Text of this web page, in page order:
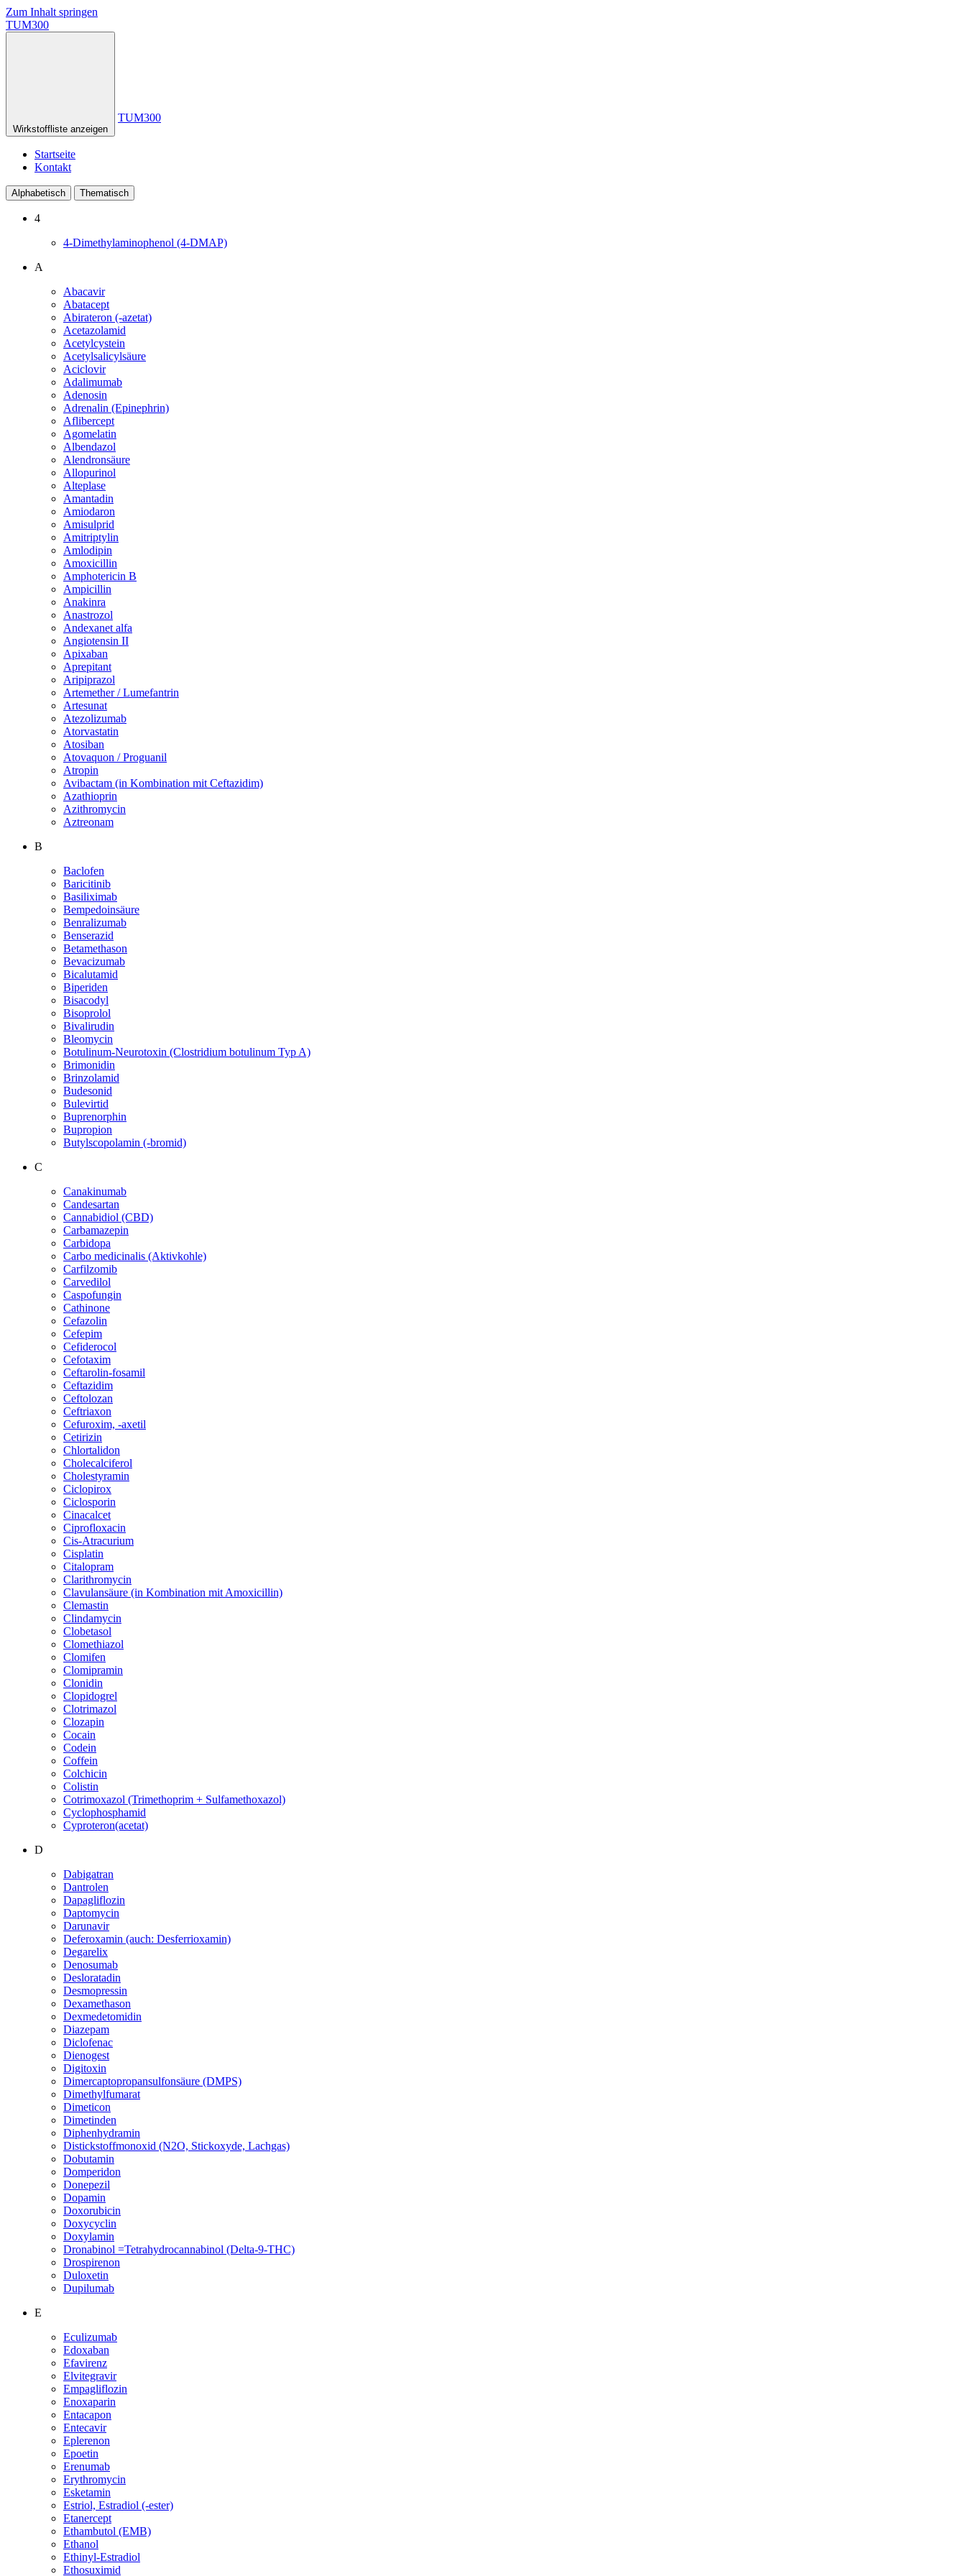
Zum Inhalt springen
TUM300
Wirkstoffliste anzeigen
TUM300
Startseite
Kontakt
Alphabetisch Thematisch
4
4-Dimethylaminophenol (4-DMAP)
A
Abacavir
Abatacept
Abirateron (-azetat)
Acetazolamid
Acetylcystein
Acetylsalicylsäure
Aciclovir
Adalimumab
Adenosin
Adrenalin (Epinephrin)
Aflibercept
Agomelatin
Albendazol
Alendronsäure
Allopurinol
Alteplase
Amantadin
Amiodaron
Amisulprid
Amitriptylin
Amlodipin
Amoxicillin
Amphotericin B
Ampicillin
Anakinra
Anastrozol
Andexanet alfa
Angiotensin II
Apixaban
Aprepitant
Aripiprazol
Artemether / Lumefantrin
Artesunat
Atezolizumab
Atorvastatin
Atosiban
Atovaquon / Proguanil
Atropin
Avibactam (in Kombination mit Ceftazidim)
Azathioprin
Azithromycin
Aztreonam
B
Baclofen
Baricitinib
Basiliximab
Bempedoinsäure
Benralizumab
Benserazid
Betamethason
Bevacizumab
Bicalutamid
Biperiden
Bisacodyl
Bisoprolol
Bivalirudin
Bleomycin
Botulinum-Neurotoxin (Clostridium botulinum Typ A)
Brimonidin
Brinzolamid
Budesonid
Bulevirtid
Buprenorphin
Bupropion
Butylscopolamin (-bromid)
C
Canakinumab
Candesartan
Cannabidiol (CBD)
Carbamazepin
Carbidopa
Carbo medicinalis (Aktivkohle)
Carfilzomib
Carvedilol
Caspofungin
Cathinone
Cefazolin
Cefepim
Cefiderocol
Cefotaxim
Ceftarolin-fosamil
Ceftazidim
Ceftolozan
Ceftriaxon
Cefuroxim, -axetil
Cetirizin
Chlortalidon
Cholecalciferol
Cholestyramin
Ciclopirox
Ciclosporin
Cinacalcet
Ciprofloxacin
Cis-Atracurium
Cisplatin
Citalopram
Clarithromycin
Clavulansäure (in Kombination mit Amoxicillin)
Clemastin
Clindamycin
Clobetasol
Clomethiazol
Clomifen
Clomipramin
Clonidin
Clopidogrel
Clotrimazol
Clozapin
Cocain
Codein
Coffein
Colchicin
Colistin
Cotrimoxazol (Trimethoprim + Sulfamethoxazol)
Cyclophosphamid
Cyproteron(acetat)
D
Dabigatran
Dantrolen
Dapagliflozin
Daptomycin
Darunavir
Deferoxamin (auch: Desferrioxamin)
Degarelix
Denosumab
Desloratadin
Desmopressin
Dexamethason
Dexmedetomidin
Diazepam
Diclofenac
Dienogest
Digitoxin
Dimercaptopropansulfonsäure (DMPS)
Dimethylfumarat
Dimeticon
Dimetinden
Diphenhydramin
Distickstoffmonoxid (N2O, Stickoxyde, Lachgas)
Dobutamin
Domperidon
Donepezil
Dopamin
Doxorubicin
Doxycyclin
Doxylamin
Dronabinol =Tetrahydrocannabinol (Delta-9-THC)
Drospirenon
Duloxetin
Dupilumab
E
Eculizumab
Edoxaban
Efavirenz
Elvitegravir
Empagliflozin
Enoxaparin
Entacapon
Entecavir
Eplerenon
Epoetin
Erenumab
Erythromycin
Esketamin
Estriol, Estradiol (-ester)
Etanercept
Ethambutol (EMB)
Ethanol
Ethinyl-Estradiol
Ethosuximid